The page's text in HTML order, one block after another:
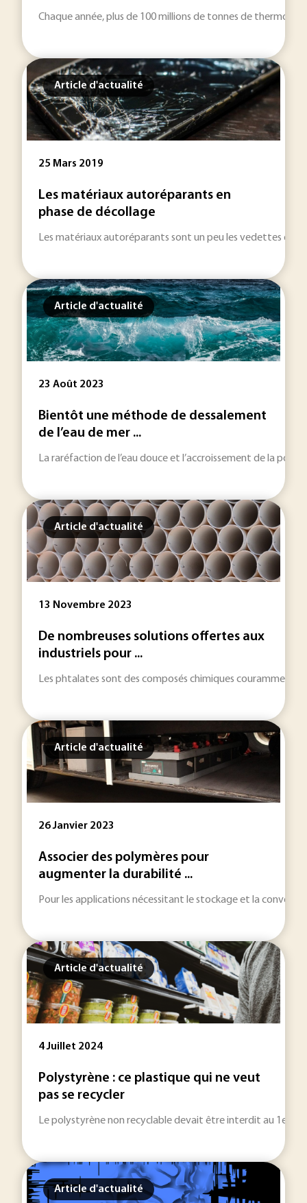
Chaque année, plus de 100 millions de tonnes de
Article d'actualité
25 Mars 2019
Les matériaux autoréparants en
phase de décollage
Les matériaux autoréparants sont un peu les vedettes du
Article d'actualité
23 Août 2023
Bientôt une méthode de dessalement
de l’eau de mer ...
La raréfaction de l’eau douce et l’accroissement de la
Article d'actualité
13 Novembre 2023
De nombreuses solutions offertes aux
industriels pour ...
Les phtalates sont des composés chimiques couramment
Article d'actualité
26 Janvier 2023
Associer des polymères pour
augmenter la durabilité ...
Pour les applications nécessitant le stockage et la
Article d'actualité
4 Juillet 2024
Polystyrène : ce plastique qui ne veut
pas se recycler
Le polystyrène non recyclable devait être interdit au 1er
Article d'actualité